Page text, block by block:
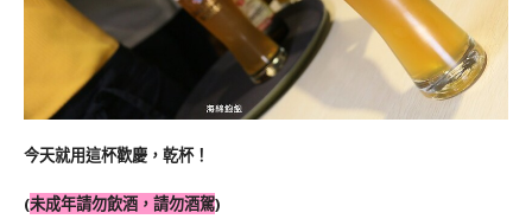
今天就用這杯歡慶，乾杯！
(未成年請勿飲酒，請勿酒駕)